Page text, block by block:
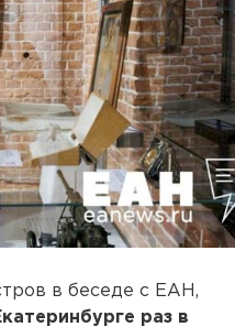
в беседе с ЕАН,
раз в